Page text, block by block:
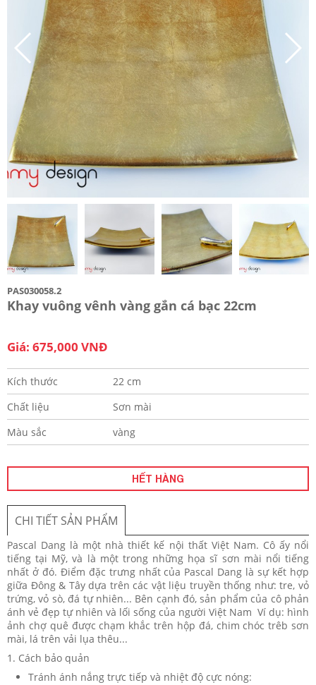
PAS030058.2
Khay vuông vênh vàng gắn cá bạc 22cm
Giá: 675,000 VNĐ
Kích thước
22 cm
Chất liệu
Sơn mài
Màu sắc
vàng
HẾT HÀNG
CHI TIẾT SẢN PHẨM
Pascal Dang là một nhà thiết kế nội thất Việt Nam. Cô ấy nổi
tiếng tại Mỹ, và là một trong những họa sĩ sơn mài nổi tiếng
nhất ở đó. Điểm đặc trưng nhất của Pascal Dang là sự kết hợp
giữa Đông & Tây dựa trên các vật liệu truyền thống như: tre, vỏ
trứng, vỏ sò, đá tự nhiên... Bên cạnh đó, sản phẩm của cô phản
ánh vẻ đẹp tự nhiên và lối sống của người Việt Nam Ví dụ: hình
ảnh chợ quê được chạm khắc trên hộp đá, chim chóc trêb sơn
mài, lá trên vải lụa thêu...
1. Cách bảo quản
Tránh ánh nắng trực tiếp và nhiệt độ cực nóng: